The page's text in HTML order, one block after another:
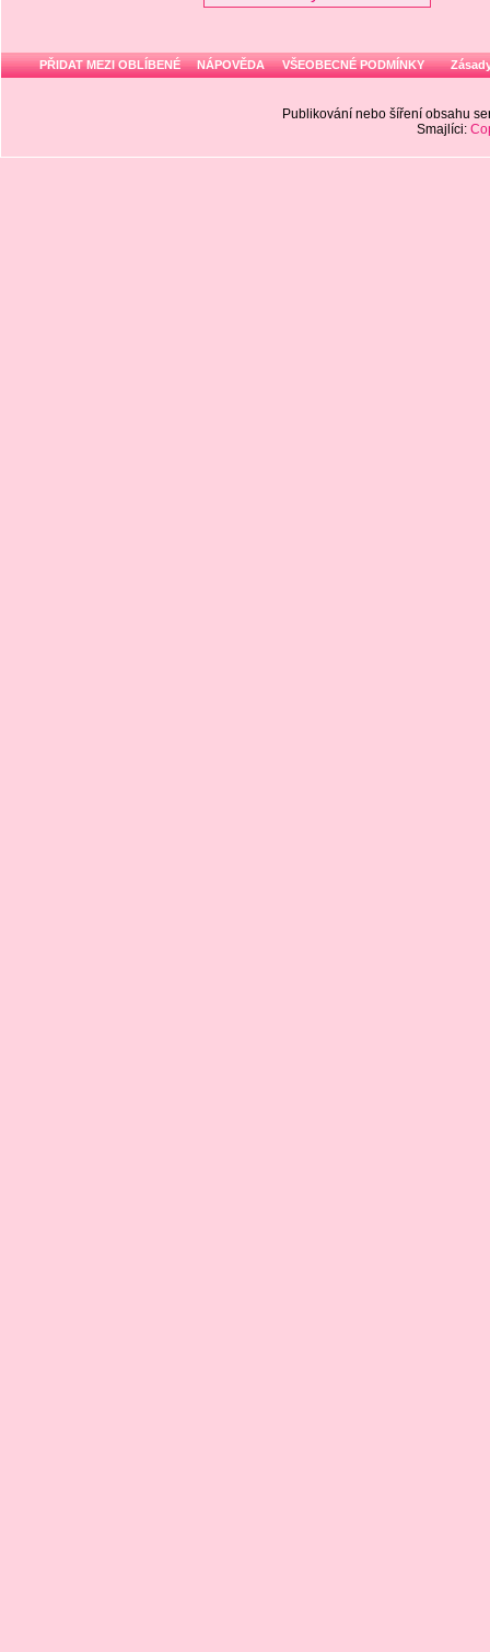
PŘIDAT MEZI OBLÍBENÉ NÁPOVĚDA VŠEOBECNÉ PODMÍNKY
Publikování nebo šíření obsahu
Smajlíci: